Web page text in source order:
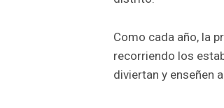
Como cada año, la
recorriendo los
diviertan y enseñen